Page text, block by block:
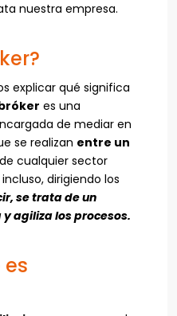
nuestra empresa.
explicar qué significa
es una
de mediar en
se realizan entre un
de cualquier sector
dirigiendo los
se trata de un
agiliza los procesos.
es